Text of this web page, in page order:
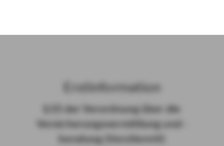
Erst­in­for­ma­ti­on
§ 15 der Ver­ord­nung über die
Ver­si­che­rungs­ver­mitt­lung und -​
beratung (Vers­VermV)